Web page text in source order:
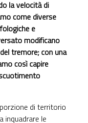
la velocità di
come diverse
e
modificano
tremore; con una
così capire
di territorio
inquadrare le